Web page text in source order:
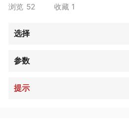
浏览 52 收藏 1
选择
参数
提示